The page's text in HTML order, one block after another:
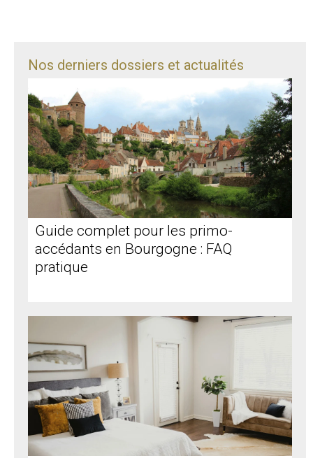
Nos derniers dossiers et actualités
Guide complet pour les primo-
accédants en Bourgogne : FAQ
pratique